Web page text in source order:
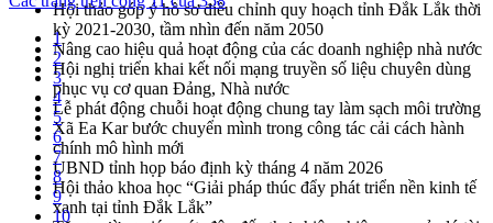
Hội thảo góp ý hồ sơ điều chỉnh quy hoạch tỉnh Đắk Lắk thời
kỳ 2021-2030, tầm nhìn đến năm 2050
Nâng cao hiệu quả hoạt động của các doanh nghiệp nhà nước
Hội nghị triển khai kết nối mạng truyền số liệu chuyên dùng
phục vụ cơ quan Đảng, Nhà nước
Lễ phát động chuỗi hoạt động chung tay làm sạch môi trường
Xã Ea Kar bước chuyển mình trong công tác cải cách hành
chính mô hình mới
UBND tỉnh họp báo định kỳ tháng 4 năm 2026
Hội thảo khoa học “Giải pháp thúc đẩy phát triển nền kinh tế
xanh tại tỉnh Đắk Lắk”
1
2
3
4
5
6
7
8
9
10